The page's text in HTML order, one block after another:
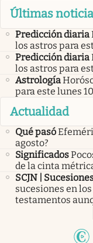
Últimas
Predicción diaria
los astros para
Predicción diaria
los astros para
Astrología
para este lunes
Actualidad
Qué pasó
agosto?
Significados
de la cinta
SCJN |
sucesiones en
testamentos